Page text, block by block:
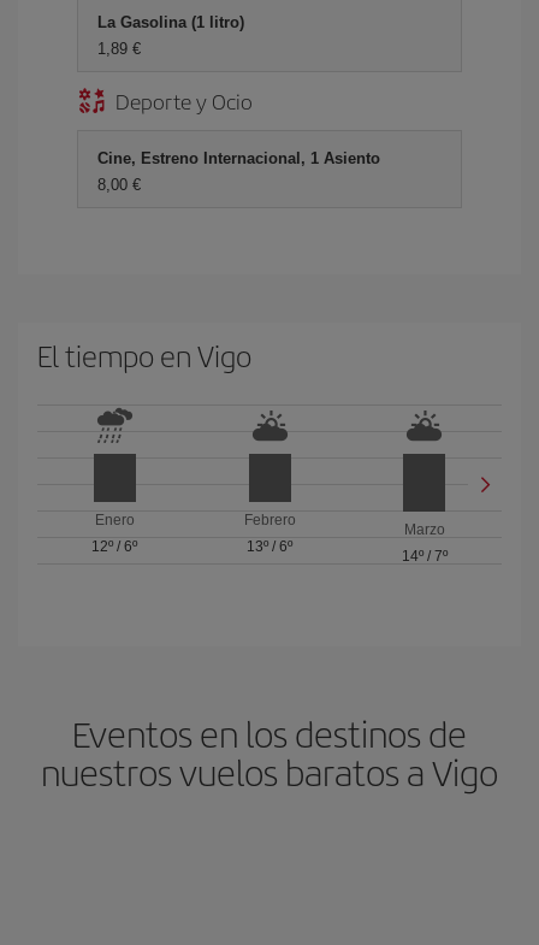
La Gasolina (1 litro)
1,89 €
Deporte y Ocio
Cine, Estreno Internacional, 1 Asiento
8,00 €
El tiempo en Vigo
Enero
12º /6º
Febrero
13º / 6º
Marzo
14º/ 7º
Eventos en los destinos de
nuestros vuelos baratos a Vigo